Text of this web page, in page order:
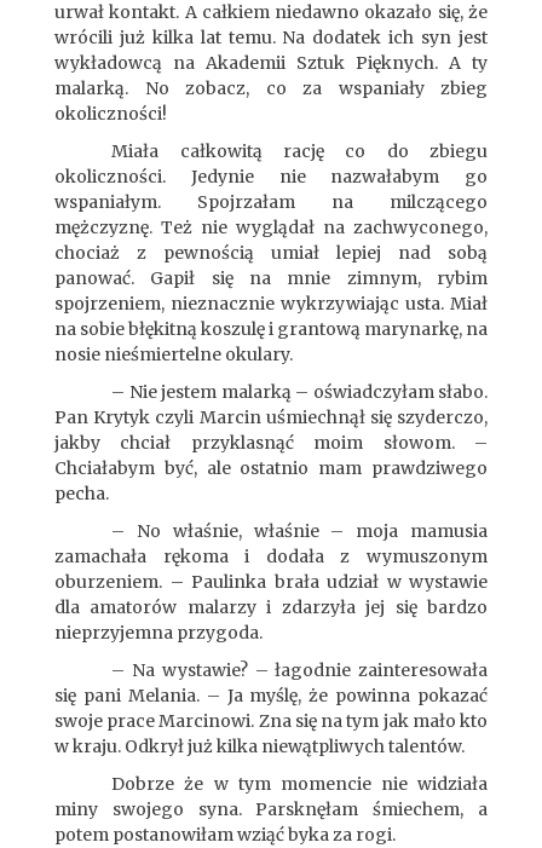
urwał kontakt. A całkiem niedawno okazało się, że
wrócili już kilka lat temu. Na dodatek ich syn jest
wykładowcą na Akademii Sztuk Pięknych. A ty
malarką. No zobacz, co za wspaniały zbieg
okoliczności!
Miała całkowitą rację co do zbiegu
okoliczności. Jedynie nie nazwałabym go
wspaniałym. Spojrzałam na milczącego
mężczyznę. Też nie wyglądał na zachwyconego,
chociaż z pewnością umiał lepiej nad sobą
panować. Gapił się na mnie zimnym, rybim
spojrzeniem, nieznacznie wykrzywiając usta. Miał
na sobie błękitną koszulę i grantową marynarkę, na
nosie nieśmiertelne okulary.
– Nie jestem malarką – oświadczyłam słabo.
Pan Krytyk czyli Marcin uśmiechnął się szyderczo,
jakby chciał przyklasnąć moim słowom. –
Chciałabym być, ale ostatnio mam prawdziwego
pecha.
– No właśnie, właśnie – moja mamusia
zamachała rękoma i dodała z wymuszonym
oburzeniem. – Paulinka brała udział w wystawie
dla amatorów malarzy i zdarzyła jej się bardzo
nieprzyjemna przygoda.
– Na wystawie? – łagodnie zainteresowała
się pani Melania. – Ja myślę, że powinna pokazać
swoje prace Marcinowi. Zna się na tym jak mało kto
w kraju. Odkrył już kilka niewątpliwych talentów.
Dobrze że w tym momencie nie widziała
miny swojego syna. Parsknęłam śmiechem, a
potem postanowiłam wziąć byka za rogi.